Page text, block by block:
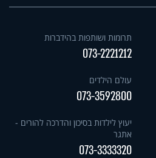
תרומות ושותפות בהידברות
073-2221212
עולם הילדים
073-3592800
יעוץ לילדות בסיכון והדרכה להורים -
אתגר
073-3333320